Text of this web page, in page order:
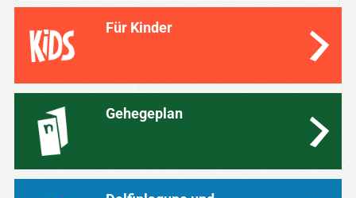
Für Kinder
Gehegeplan